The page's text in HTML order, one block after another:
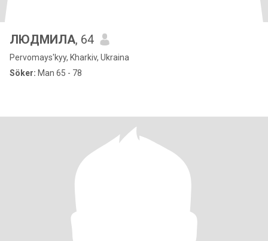
ЛЮДМИЛА, 64
Pervomays'kyy, Kharkiv, Ukraina
Söker: Man 65 - 78